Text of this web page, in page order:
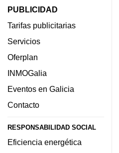
PUBLICIDAD
Tarifas publicitarias
Servicios
Oferplan
INMOGalia
Eventos en Galicia
Contacto
RESPONSABILIDAD SOCIAL
Eficiencia energética